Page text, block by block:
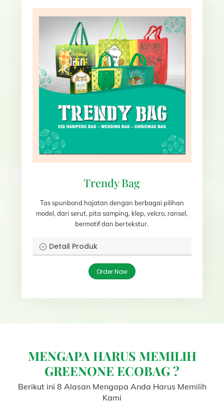
Trendy Bag
Tas spunbond hajatan dengan berbagai pilihan
model, dari serut, pita samping, klep, velcro, ransel,
bermotif dan bertekstur.
Detail Produk
Order Now
MENGAPA HARUS MEMILIH
GREENONE ECOBAG ?
Berikut ini 8 Alasan Mengapa Anda Harus Memilih
Kami